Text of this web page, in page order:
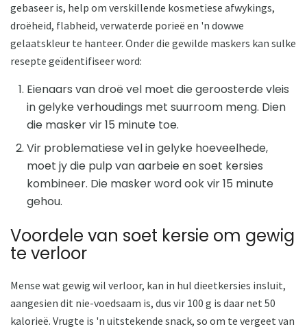
gebaseer is, help om verskillende kosmetiese afwykings,
droëheid, flabheid, verwaterde porieë en 'n dowwe
gelaatskleur te hanteer. Onder die gewilde maskers kan sulke
resepte geïdentifiseer word:
Eienaars van droë vel moet die geroosterde vleis
in gelyke verhoudings met suurroom meng. Dien
die masker vir 15 minute toe.
Vir problematiese vel in gelyke hoeveelhede,
moet jy die pulp van aarbeie en soet kersies
kombineer. Die masker word ook vir 15 minute
gehou.
Voordele van soet kersie om gewig
te verloor
Mense wat gewig wil verloor, kan in hul dieetkersies insluit,
aangesien dit nie-voedsaam is, dus vir 100 g is daar net 50
kalorieë. Vrugte is 'n uitstekende snack, so om te vergeet van